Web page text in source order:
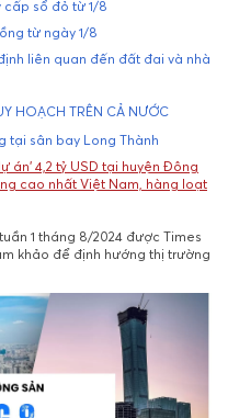
cấp sổ đỏ từ 1/8
từ ngày 1/8
liên quan đến đất đai và nhà
HOẠCH TRÊN CẢ NƯỚC
tại sân bay Long Thành
án' 4,2 tỷ USD tại huyện Đông
cao nhất Việt Nam, hàng loạt
1 tháng 8/2024 được Times
khảo để định hướng thị trường